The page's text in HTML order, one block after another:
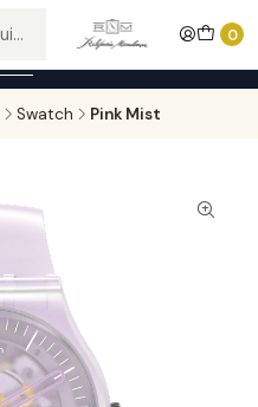
0
a 100,00€ - Todas as
a confirmação de stock.
Swatch Pink Mist